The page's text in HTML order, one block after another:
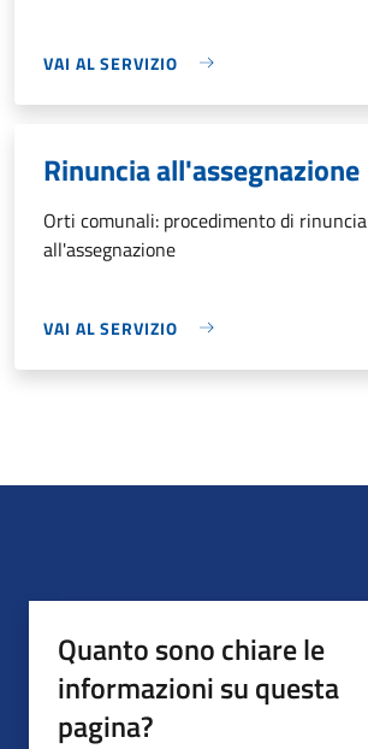
VAI AL SERVIZIO
Rinuncia all'assegnazione
Orti comunali: procedimento di rinuncia
all'assegnazione
VAI AL SERVIZIO
Quanto sono chiare le
informazioni su questa
pagina?